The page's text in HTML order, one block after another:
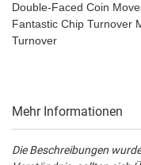
Double-Faced Coin
Fantastic Chip Turnover
Turnover
Mehr Informationen
Die Beschreibungen